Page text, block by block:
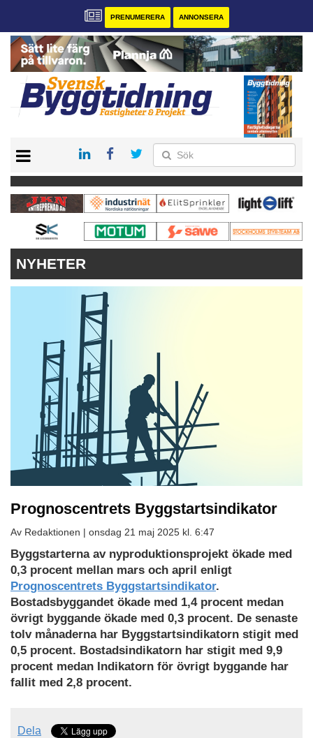
PRENUMERERA ANNONSERA
PRENUMERERA
VÅRA ANDRA MAGASIN
ANNONSERA
NYHETER
Prognoscentrets Byggstartsindikator
Av Redaktionen | onsdag 21 maj 2025 kl. 6:47
Byggstarterna av nyproduktionsprojekt ökade med
0,3 procent mellan mars och april enligt
Prognoscentrets Byggstartsindikator.
Bostadsbyggandet ökade med 1,4 procent medan
övrigt byggande ökade med 0,3 procent. De senaste
tolv månaderna har Byggstartsindikatorn stigit med
0,5 procent. Bostadsindikatorn har stigit med 9,9
procent medan Indikatorn för övrigt byggande har
fallit med 2,8 procent.
Dela